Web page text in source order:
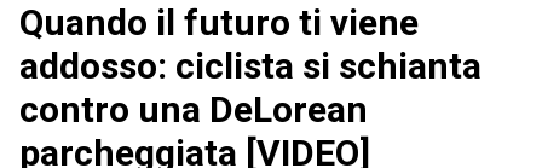
Quando il futuro ti viene
addosso: ciclista si schianta
contro una DeLorean
parcheggiata [VIDEO]